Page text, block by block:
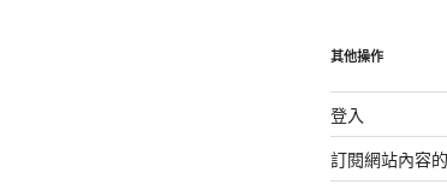
其他操作
登入
訂閱網站內容